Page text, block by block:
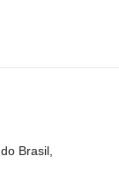
Brasil,